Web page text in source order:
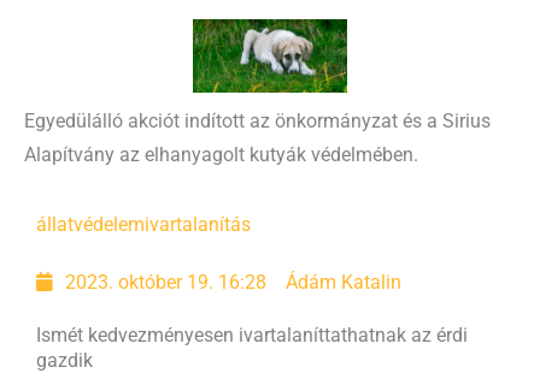
Egyedülálló akciót indított az önkormányzat és a Sirius
Alapítvány az elhanyagolt kutyák védelmében.
állatvédelemivartalanítás
2023. október 19. 16:28 Ádám Katalin
Ismét kedvezményesen ivartalaníttathatnak az érdi
gazdik